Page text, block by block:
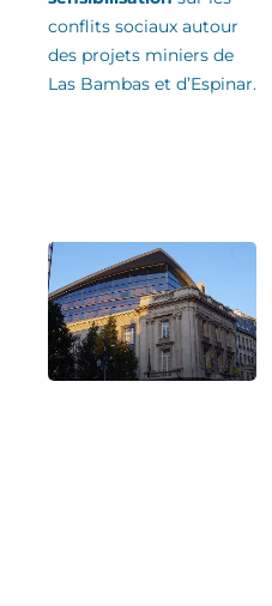
conflits sociaux autour
des projets miniers de
Las Bambas et d’Espinar.